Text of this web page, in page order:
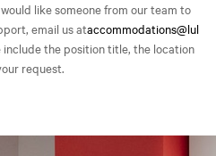
like someone from our team to
email us ataccommodations@lul
include the position title, the location
request.